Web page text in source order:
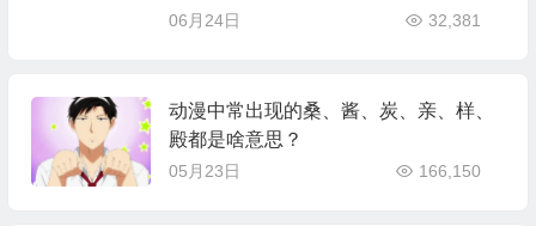
06月24日 32,381
动漫中常出现的桑、酱、炭、亲、样、
殿都是啥意思？
05月23日 166,150